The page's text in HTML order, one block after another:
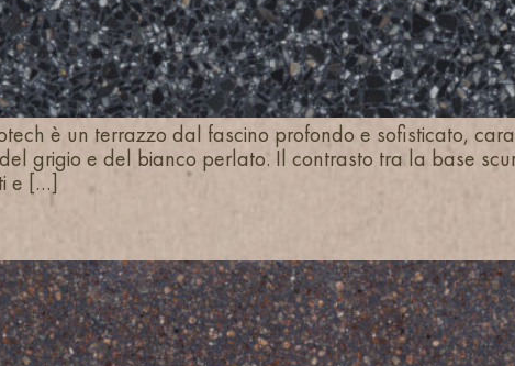
è un terrazzo dal fascino profondo e sofisticato,
grigio e del bianco perlato. Il contrasto tra la base
e […]